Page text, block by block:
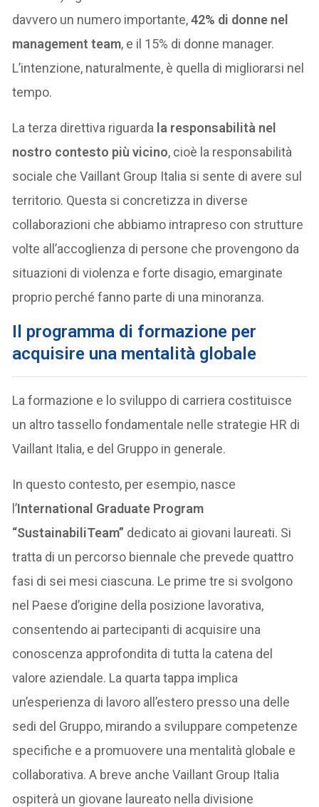
davvero un numero importante,42% di donne nel
management team, e il 15% di donne manager.
L’intenzione, naturalmente, è quella di migliorarsi nel
tempo.
La terza direttiva riguarda la responsabilità nel
nostro contesto più vicino, cioè la responsabilità
sociale che Vaillant Group Italia si sente di avere sul
territorio. Questa si concretizza in diverse
collaborazioni che abbiamo intrapreso con strutture
volte all’accoglienza di persone che provengono da
situazioni di violenza e forte disagio, emarginate
proprio perché fanno parte di una minoranza.
Il programma di formazione per
acquisire una mentalità globale
La formazione e lo sviluppo di carriera costituisce
un altro tassello fondamentale nelle strategie HR di
Vaillant Italia, e del Gruppo in generale.
In questo contesto, per esempio, nasce
l’International Graduate Program
“SustainabiliTeam” dedicato ai giovani laureati. Si
tratta di un percorso biennale che prevede quattro
fasi di sei mesi ciascuna. Le prime tre si svolgono
nel Paese d’origine della posizione lavorativa,
consentendo ai partecipanti di acquisire una
conoscenza approfondita di tutta la catena del
valore aziendale. La quarta tappa implica
un’esperienza di lavoro all’estero presso una delle
sedi del Gruppo, mirando a sviluppare competenze
specifiche e a promuovere una mentalità globale e
collaborativa. A breve anche Vaillant Group Italia
ospiterà un giovane laureato nella divisione